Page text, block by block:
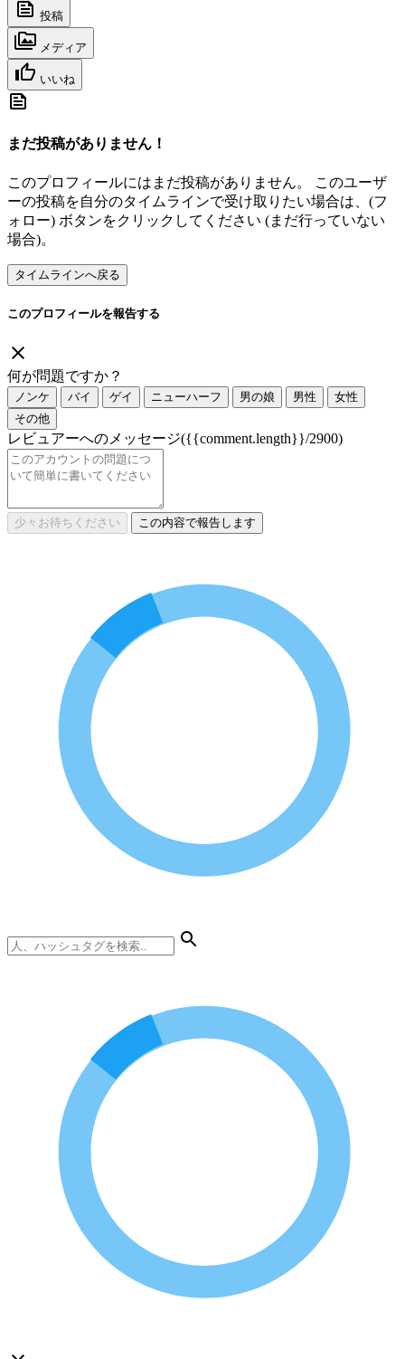
投稿
メディア
いいね
まだ投稿がありません！
このプロフィールにはまだ投稿がありません。 このユーザ
ーの投稿を自分のタイムラインで受け取りたい場合は、(フ
ォロー) ボタンをクリックしてください (まだ行っていない
場合)。
タイムラインへ戻る
このプロフィールを報告する
何が問題ですか？
ノンケ バイ ゲイ ニューハーフ 男の娘 男性
女性
その他
レビュアーへのメッセージ({{comment.length}}/2900)
少々お待ちください この内容で報告します